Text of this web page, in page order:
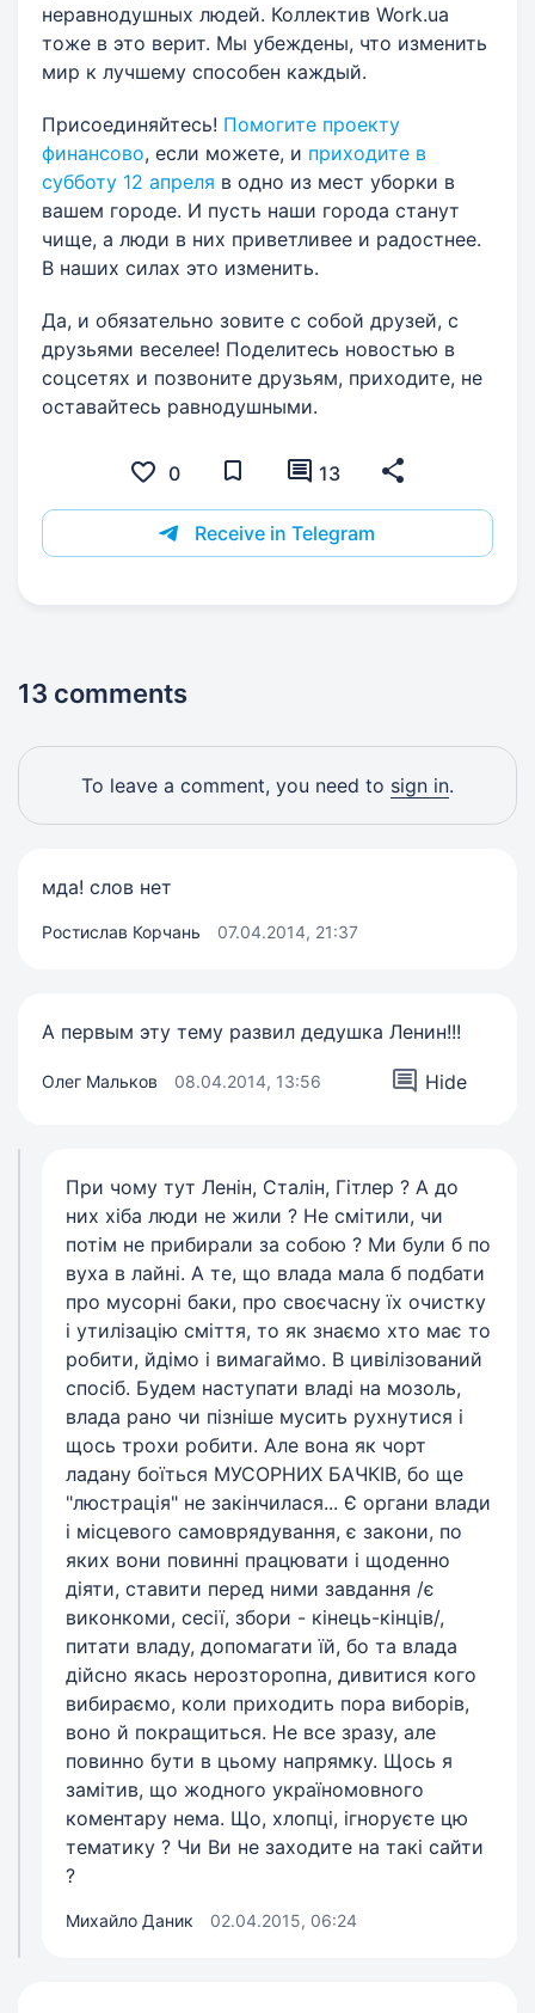
неравнодушных людей. Коллектив Work.ua
тоже в это верит. Мы убеждены, что изменить
мир к лучшему способен каждый.
Присоединяйтесь! Помогите проекту
финансово, если можете, и приходите в
субботу 12 апреля в одно из мест уборки в
вашем городе. И пусть наши города станут
чище, а люди в них приветливее и радостнее.
В наших силах это изменить.
Да, и обязательно зовите с собой друзей, с
друзьями веселее! Поделитесь новостью в
соцсетях и позвоните друзьям, приходите, не
оставайтесь равнодушными.
0 13
Receive in Telegram
13 comments
To leave a comment, you need to sign in.
мда! слов нет
Ростислав Корчань 07.04.2014, 21:37
А первым эту тему развил дедушка Ленин!!!
Олег Мальков 08.04.2014, 13:56 Hide
При чому тут Ленін, Сталін, Гітлер ? А до
них хіба люди не жили ? Не смітили, чи
потім не прибирали за собою ? Ми були б по
вуха в лайні. А те, що влада мала б подбати
про мусорні баки, про своєчасну їх очистку
і утилізацію сміття, то як знаємо хто має то
робити, йдімо і вимагаймо. В цивілізований
спосіб. Будем наступати владі на мозоль,
влада рано чи пізніше мусить рухнутися і
щось трохи робити. Але вона як чорт
ладану боїться МУСОРНИХ БАЧКІВ, бо ще
"люстрація" не закінчилася... Є органи влади
і місцевого самоврядування, є закони, по
яких вони повинні працювати і щоденно
діяти, ставити перед ними завдання /є
виконкоми, сесії, збори - кінець-кінців/,
питати владу, допомагати їй, бо та влада
дійсно якась нерозторопна, дивитися кого
вибираємо, коли приходить пора виборів,
воно й покращиться. Не все зразу, але
повинно бути в цьому напрямку. Щось я
замітив, що жодного україномовного
коментару нема. Що, хлопці, ігноруєте цю
тематику ? Чи Ви не заходите на такі сайти
?
Михайло Даник 02.04.2015, 06:24